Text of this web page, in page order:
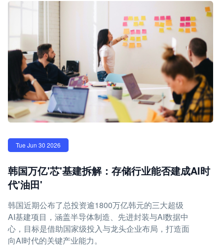
Tue Jun 30 2026
韩国万亿'芯'基建拆解：存储行业能否建成AI时
代'油田'
韩国近期公布了总投资逾1800万亿韩元的三大超级
AI基建项目，涵盖半导体制造、先进封装与AI数据中
心，目标是借助国家级投入与龙头企业布局，打造面
向AI时代的关键产业能力。